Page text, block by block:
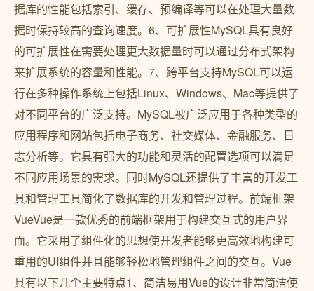
据库的性能包括索引、缓存、预编译等可以在处理大量数
据时保持较高的查询速度。6、可扩展性MySQL具有良好
的可扩展性在需要处理更大数据量时可以通过分布式架构
来扩展系统的容量和性能。7、跨平台支持MySQL可以运
行在多种操作系统上包括Linux、Windows、Mac等提供了
对不同平台的广泛支持。MySQL被广泛应用于各种类型的
应用程序和网站包括电子商务、社交媒体、金融服务、日
志分析等。它具有强大的功能和灵活的配置选项可以满足
不同应用场景的需求。同时MySQL还提供了丰富的开发工
具和管理工具简化了数据库的开发和管理过程。前端框架
VueVue是一款优秀的前端框架用于构建交互式的用户界
面。它采用了组件化的思想使开发者能够更高效地构建可
重用的UI组件并且能够轻松地管理组件之间的交互。Vue
具有以下几个主要特点1、简洁易用Vue的设计非常简洁使